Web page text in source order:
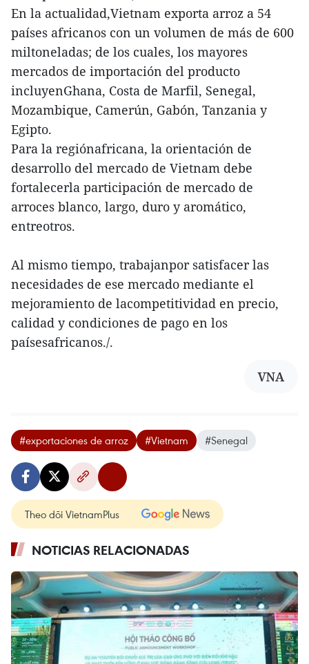
En la actualidad,Vietnam exporta arroz a 54
países africanos con un volumen de más de 600
miltoneladas; de los cuales, los mayores
mercados de importación del producto
incluyenGhana, Costa de Marfil, Senegal,
Mozambique, Camerún, Gabón, Tanzania y
Egipto.
Para la regiónafricana, la orientación de
desarrollo del mercado de Vietnam debe
fortalecerla participación de mercado de
arroces blanco, largo, duro y aromático,
entreotros.
Al mismo tiempo, trabajanpor satisfacer las
necesidades de ese mercado mediante el
mejoramiento de lacompetitividad en precio,
calidad y condiciones de pago en los
paísesafricanos./.
VNA
#exportaciones de arroz #Vietnam #Senegal
Theo dõi VietnamPlus
NOTICIAS RELACIONADAS